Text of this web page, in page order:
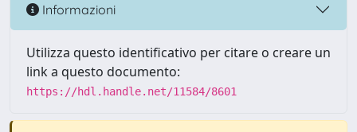
Informazioni
Utilizza questo identificativo per citare o creare un
link a questo documento:
https://hdl.handle.net/11584/8601